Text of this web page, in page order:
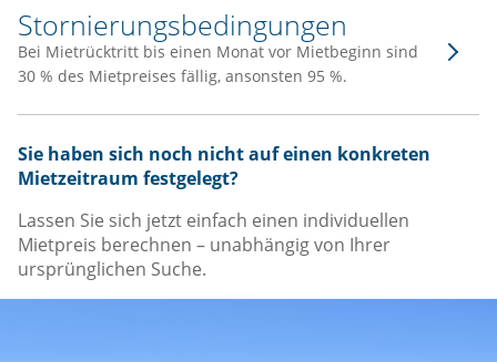
Stornierungsbedingungen
Bei Mietrücktritt bis einen Monat vor Mietbeginn sind
30 % des Mietpreises fällig, ansonsten 95 %.
Sie haben sich noch nicht auf einen konkreten
Mietzeitraum festgelegt?
Lassen Sie sich jetzt einfach einen individuellen
Mietpreis berechnen – unabhängig von Ihrer
ursprünglichen Suche.